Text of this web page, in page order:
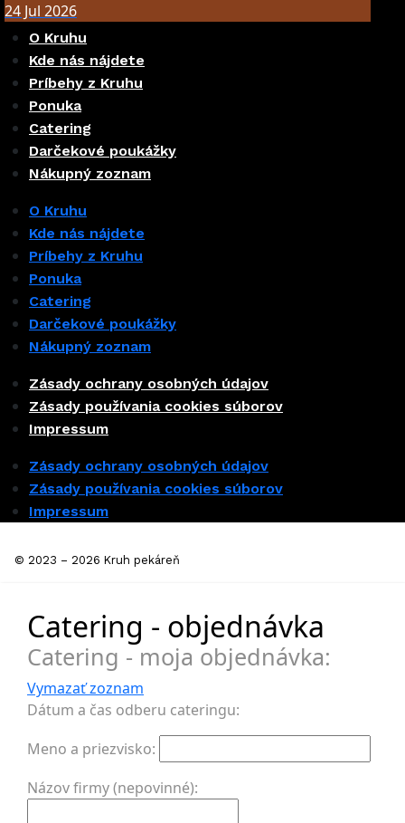
24 Jul 2026
O Kruhu
Kde nás nájdete
Príbehy z Kruhu
Ponuka
Catering
Darčekové poukážky
Nákupný zoznam
O Kruhu
Kde nás nájdete
Príbehy z Kruhu
Ponuka
Catering
Darčekové poukážky
Nákupný zoznam
Zásady ochrany osobných údajov
Zásady používania cookies súborov
Impressum
Zásady ochrany osobných údajov
Zásady používania cookies súborov
Impressum
© 2023 – 2026 Kruh pekáreň
Catering - objednávka
Catering - moja objednávka:
Vymazať zoznam
Dátum a čas odberu cateringu:
Meno a priezvisko:
Názov firmy (nepovinné):